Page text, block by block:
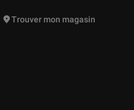
vous être proposées
Trouver mon magasin